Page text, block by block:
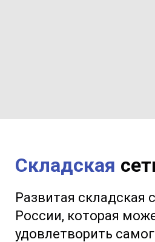
Складская
Развитая складская
России, которая
удовлетворить